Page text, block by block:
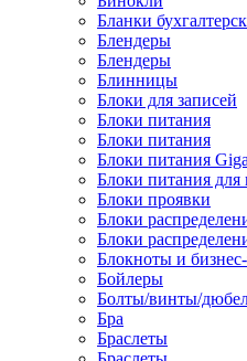
Бланки
Блендеры
Блендеры
Блинницы
Блоки для записей
Блоки питания
Блоки питания
Блоки питания
Блоки питания для
Блоки проявки
Блоки
Блоки
Блокноты и
Бойлеры
Болты/винты/
Бра
Браслеты